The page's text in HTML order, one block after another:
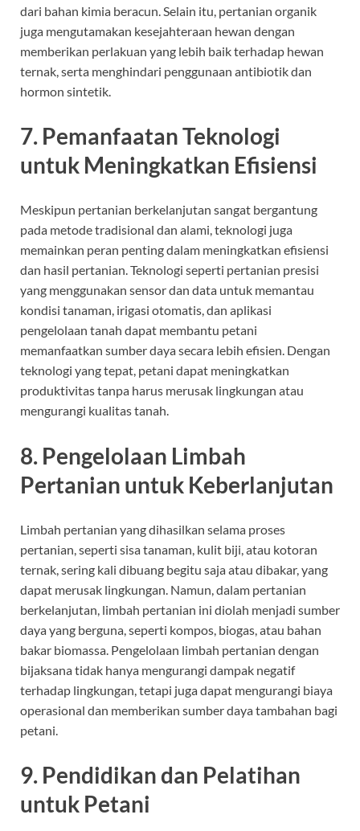
dari bahan kimia beracun. Selain itu, pertanian organik
juga mengutamakan kesejahteraan hewan dengan
memberikan perlakuan yang lebih baik terhadap hewan
ternak, serta menghindari penggunaan antibiotik dan
hormon sintetik.
7. Pemanfaatan Teknologi
untuk Meningkatkan Efisiensi
Meskipun pertanian berkelanjutan sangat bergantung
pada metode tradisional dan alami, teknologi juga
memainkan peran penting dalam meningkatkan efisiensi
dan hasil pertanian. Teknologi seperti pertanian presisi
yang menggunakan sensor dan data untuk memantau
kondisi tanaman, irigasi otomatis, dan aplikasi
pengelolaan tanah dapat membantu petani
memanfaatkan sumber daya secara lebih efisien. Dengan
teknologi yang tepat, petani dapat meningkatkan
produktivitas tanpa harus merusak lingkungan atau
mengurangi kualitas tanah.
8. Pengelolaan Limbah
Pertanian untuk Keberlanjutan
Limbah pertanian yang dihasilkan selama proses
pertanian, seperti sisa tanaman, kulit biji, atau kotoran
ternak, sering kali dibuang begitu saja atau dibakar, yang
dapat merusak lingkungan. Namun, dalam pertanian
berkelanjutan, limbah pertanian ini diolah menjadi sumber
daya yang berguna, seperti kompos, biogas, atau bahan
bakar biomassa. Pengelolaan limbah pertanian dengan
bijaksana tidak hanya mengurangi dampak negatif
terhadap lingkungan, tetapi juga dapat mengurangi biaya
operasional dan memberikan sumber daya tambahan bagi
petani.
9. Pendidikan dan Pelatihan
untuk Petani